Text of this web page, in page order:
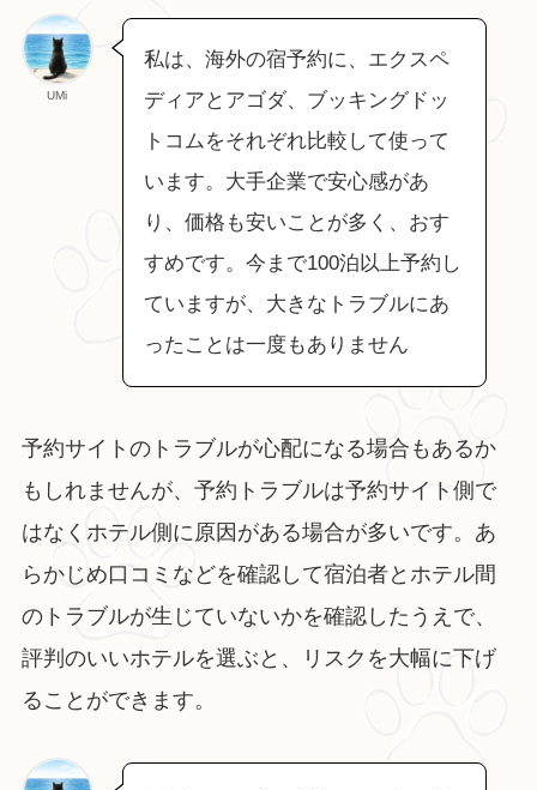
UMi
私は、海外の宿予約に、エクスペ
ディアとアゴダ、ブッキングドッ
トコムをそれぞれ比較して使って
います。大手企業で安心感があ
り、価格も安いことが多く、おす
すめです。今まで100泊以上予約し
ていますが、大きなトラブルにあ
ったことは一度もありません
予約サイトのトラブルが心配になる場合もあるか
もしれませんが、予約トラブルは予約サイト側で
はなくホテル側に原因がある場合が多いです。あ
らかじめ口コミなどを確認して宿泊者とホテル間
のトラブルが生じていないかを確認したうえで、
評判のいいホテルを選ぶと、リスクを大幅に下げ
ることができます。